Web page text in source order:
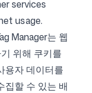
services
usage.
Manager는 웹
위해 쿠키를
용자 데이터를
집할 수 있는 배